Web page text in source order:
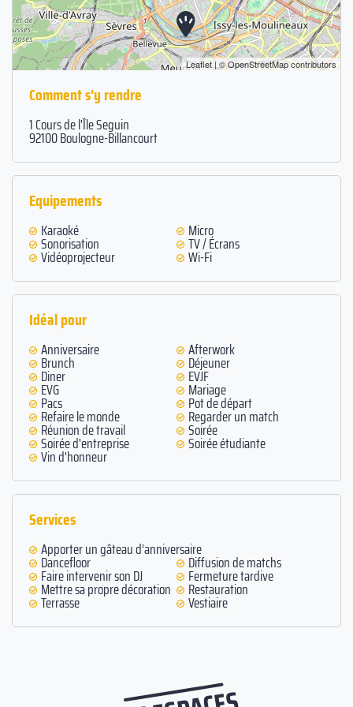
le plaisir des sens vous attend.
Leaflet| ©OpenStreetMapcontributors
Comment s'y rendre
1 Cours de l'Île Seguin
92100 Boulogne-Billancourt
Equipements
Karaoké Micro
Sonorisation TV / Écrans
Vidéoprojecteur Wi-Fi
Idéal pour
Anniversaire Afterwork
Brunch Déjeuner
Diner EVJF
EVG Mariage
Pacs Pot de départ
Refaire le monde Regarder un match
Réunion de travail Soirée
Soirée d'entreprise Soirée étudiante
Vin d'honneur
Services
Apporter un gâteau d’anniversaire
Dancefloor Diffusion de matchs
Faire intervenir son DJ Fermeture tardive
Mettre sa propre décoration Restauration
Terrasse Vestiaire